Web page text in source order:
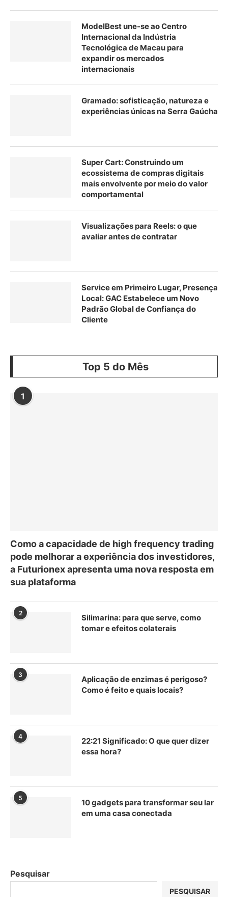
ModelBest une-se ao Centro
Internacional da Indústria
Tecnológica de Macau para
expandir os mercados
internacionais
Gramado: sofisticação, natureza e
experiências únicas na Serra Gaúcha
Super Cart: Construindo um
ecossistema de compras digitais
mais envolvente por meio do valor
comportamental
Visualizações para Reels: o que
avaliar antes de contratar
Service em Primeiro Lugar, Presença
Local: GAC Estabelece um Novo
Padrão Global de Confiança do
Cliente
Top 5 do Mês
1
Como a capacidade de high frequency trading
pode melhorar a experiência dos investidores,
a Futurionex apresenta uma nova resposta em
sua plataforma
2
Silimarina: para que serve, como
tomar e efeitos colaterais
3
Aplicação de enzimas é perigoso?
Como é feito e quais locais?
4
22:21 Significado: O que quer dizer
essa hora?
5
10 gadgets para transformar seu lar
em uma casa conectada
Pesquisar
PESQUISAR